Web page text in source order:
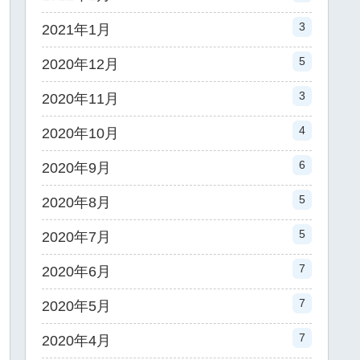
2021年1月 3
2020年12月 5
2020年11月 3
2020年10月 4
2020年9月 6
2020年8月 5
2020年7月 5
2020年6月 7
2020年5月 7
2020年4月 7